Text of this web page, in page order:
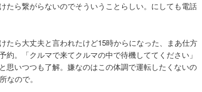
たら繋がらないのでそういうことらしい。にしても電話
たら大丈夫と言われたけど15時からになった、まあ仕方
約。「クルマで来てクルマの中で待機しててください」
思いつつも了解。嫌なのはこの体調で運転したくないの
なので。